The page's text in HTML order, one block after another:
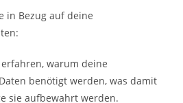
in Bezug auf deine
warum deine
benötigt werden, was damit
sie aufbewahrt werden.